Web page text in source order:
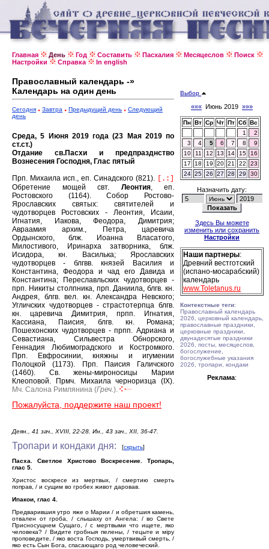
Главная День Год Составить Пасхалия Месяцеслов
Поиск
Настройки
Справка In english
Православный календарь -»
Календарь на один день
Сегодня Завтра Предыдущий день
Следующий
день
Среда, 5 Июня 2019 года (23 Мая 2019 по
ст.ст.)
Отдание св.Пасхи и предпразднство
Вознесения Господня, Глас пятый
Прп. Михаила исп., еп. Синадского (821).
[.:]
Обретение мощей свт. Леонтия, еп.
Ростовского (1164).Собор Ростово-
Ярославских святых: святителей и
чудотворцев Ростовских - Леонтия, Исаии,
Игнатия, Иакова, Феодора, Димитрия;
Авраамия архим., Петра, царевича
Ордынского, блж. Иоанна Власатого,
Милостивого, Иринарха затворника, блж.
Исидора, кн. Василька; Ярославских
чудотворцев - блгвв. князей Василия и
Константина, Феодора и чад его Давида и
Константина; Переславльских чудотворцев -
прп. Никиты столпника, прп. Даниила, блгв. кн.
Андрея, блгв. вел. кн. Александра Невского;
Угличских чудотворцев - страстотерпца блгв.
кн. царевича Димитрия, прпп. Игнатия,
Кассиана, Паисия, блгв. кн. Романа;
Пошехонских чудотворцев - прпп. Адриана и
Севастиана, Сильвестра Обнорского,
Геннадия Любимоградского и Костромкого.
Прп. Евфросинии, княжны и игумении
Полоцкой (1173).
Прп. Паисия Галичского
(1460). Св. жены-мироносицы Марии
Клеоповой.
Прмч. Михаила черноризца (IX).
Мч. Салона Римлянина (Греч.).
Пожалуйста, поддержите наш проект!
Деян., 41 зач., XVIII, 22-28. Ин., 43 зач., XII, 36-47.
Тропари и кондаки дня: [скрыть]
Пасха. Светлое Христово Воскресение. Тропарь,
глас 5.
Христос воскресе из мертвых, / смертию смерть
поправ, / и сущим во гробех живот даровав.
Ипакои, глас 4.
Предварившия утро яже о Марии / и обретшия камень,
отвален от гроба, / слышаху от Ангела: / во Свете
Присносущнем Сущаго, / с мертвыми что ищете, яко
человека? / Видите гробныя пелены, / тецыте и мiру
проповедите, / яко воста Господь, умертвивый смерть, /
яко есть Сын Бога, спасающаго род человеческий.
Выбор
««« Июнь 2019 »»»
Пн Вт Ср Чт Пт Сб Вс
1
2
3
4 5 6 7 8
9
10
11 12 13 14 15
16
17
18 19 20 21 22
23
24 25 26 27 28 29 30
Назначить дату:
Здесь Вы можете
изменить или сохранить
Настройки
Наши партнеры:
Древний вестготский
(испано-мосарабский)
календарь
www.Toletanus.ru
Контекстные теги:
Православный календарь
2026, церковный календарь,
православные праздники,
церковные праздники,
двунадесятые праздники
2026, посты, месяцеслов,
богослужение,
богослужебные указания
2026, тропари, кондаки
Реклама: